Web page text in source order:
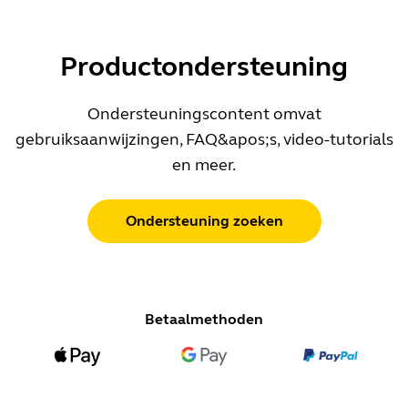
Productondersteuning
Ondersteuningscontent omvat
gebruiksaanwijzingen, FAQ&apos;s, video-tutorials
en meer.
Ondersteuning zoeken
Betaalmethoden